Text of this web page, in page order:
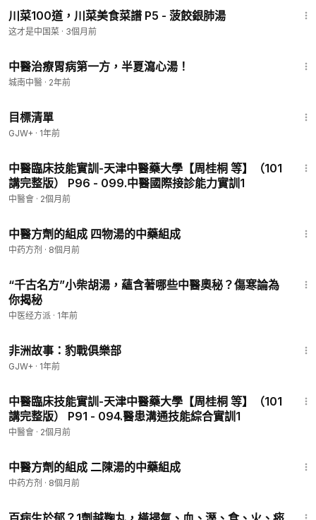
川菜100道，川菜美食菜譜 P5 - 菠餃銀肺湯
这才是中国菜 · 3個月前
中醫治療胃病第一方，半夏瀉心湯！
城南中醫 · 2年前
目標清單
GJW+ · 1年前
中醫臨床技能實訓-天津中醫藥大學【周桂桐 等】（101
講完整版） P96 - 099.中醫國際接診能力實訓1
中醫會 · 2個月前
中醫方劑的組成 四物湯的中藥組成
中药方剂 · 8個月前
“千古名方”小柴胡湯，蘊含著哪些中醫奧秘？傷寒論為
你揭秘
中医经方派 · 1年前
非洲故事：豹戰俱樂部
GJW+ · 1年前
中醫臨床技能實訓-天津中醫藥大學【周桂桐 等】（101
講完整版） P91 - 094.醫患溝通技能綜合實訓1
中醫會 · 2個月前
中醫方劑的組成 二陳湯的中藥組成
中药方剂 · 8個月前